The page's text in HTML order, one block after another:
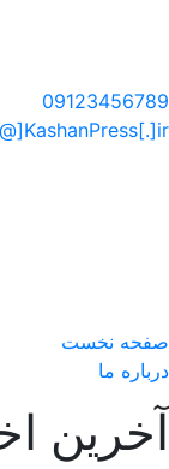
09123456789
صفحه نخست
درباره ما
آخرین